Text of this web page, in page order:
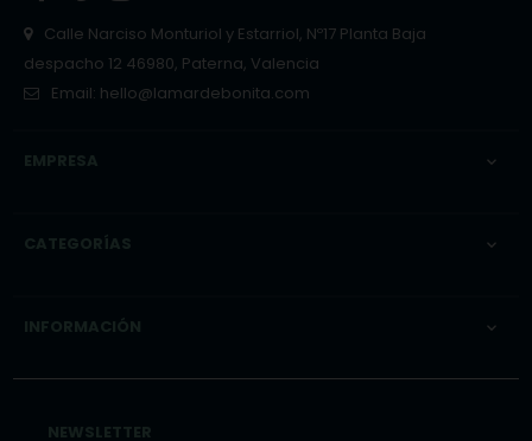
Calle Narciso Monturiol y Estarriol, Nº17 Planta Baja
despacho 12 46980, Paterna, Valencia
Email: hello@lamardebonita.com
EMPRESA 
CATEGORÍAS 
INFORMACIÓN 
NEWSLETTER